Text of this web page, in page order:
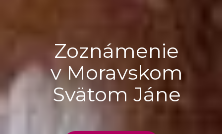
Zoznámenie
v Moravskom
Svätom Jáne